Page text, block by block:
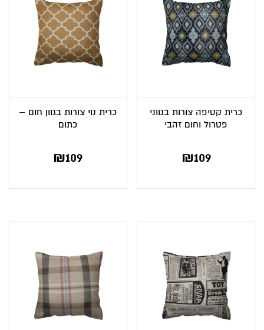
כרית קטיפה צורות בגווני
פטרול וחום זהבי
₪109
כרית נוי צורות בגוון חום –
כתום
₪109